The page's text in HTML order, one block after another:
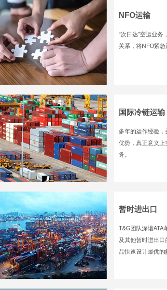
NFO运输
“次日达”空运业务
关系，将NFO紧急
国际冷链运输
多年的运作经验，
优势，真正意义上
务。
暂时进出口
T&G团队深谙ATA
及其他暂时进出
品快速设计最优的